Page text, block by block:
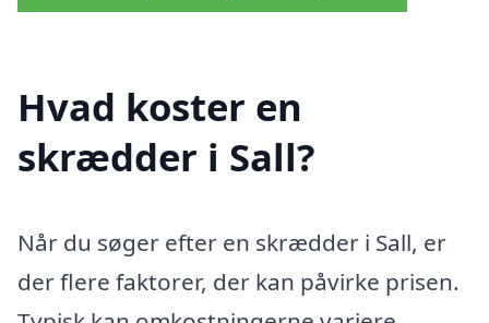
Hvad koster en
skrædder i Sall?
Når du søger efter en skrædder i Sall, er
der flere faktorer, der kan påvirke prisen.